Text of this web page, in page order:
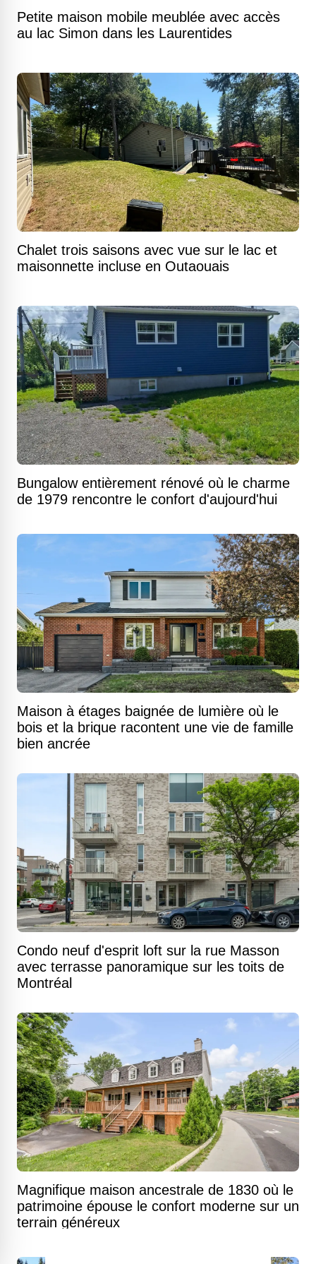
Petite maison mobile meublée avec accès
au lac Simon dans les Laurentides
Chalet trois saisons avec vue sur le lac et
maisonnette incluse en Outaouais
Bungalow entièrement rénové où le charme
de 1979 rencontre le confort d'aujourd'hui
Maison à étages baignée de lumière où le
bois et la brique racontent une vie de famille
bien ancrée
Condo neuf d'esprit loft sur la rue Masson
avec terrasse panoramique sur les toits de
Montréal
Magnifique maison ancestrale de 1830 où le
patrimoine épouse le confort moderne sur un
terrain généreux